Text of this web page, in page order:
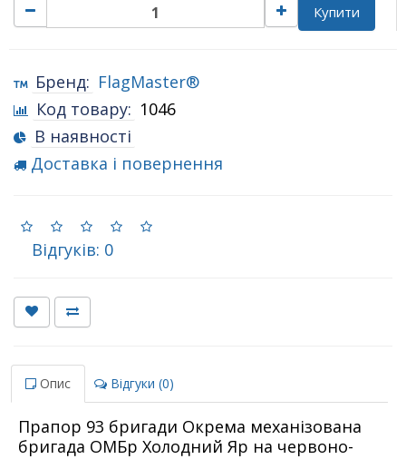
Купити
Бренд: FlagMaster®
Код товару: 1046
В наявності
Доставка і повернення
Відгуків: 0
Опис Відгуки (0)
Прапор 93 бригади Окрема механізована
бригада ОМБр Холодний Яр на червоно-